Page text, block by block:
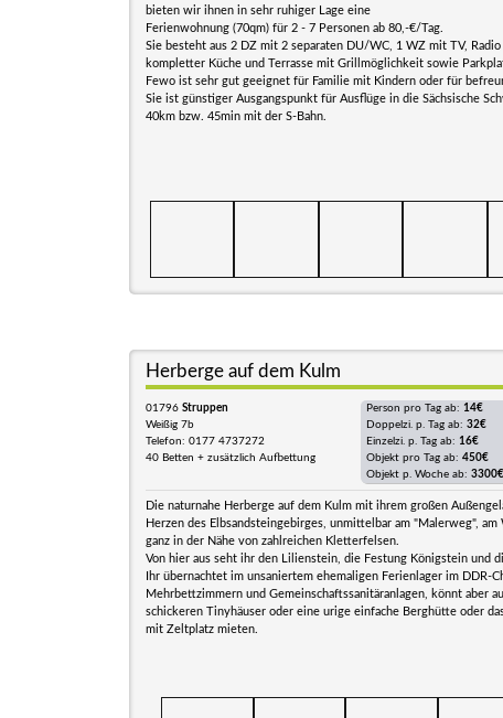
bieten wir ihnen in sehr ruhiger Lage eine
Ferienwohnung (70qm) für 2 - 7 Personen ab 80,-€/Tag.
Sie besteht aus 2 DZ mit 2 separaten DU/WC, 1 WZ mit TV, Radio
kompletter Küche und Terrasse mit Grillmöglichkeit sowie
Fewo ist sehr gut geeignet für Familie mit Kindern oder für
Sie ist günstiger Ausgangspunkt für Ausflüge in die Sächsische
40km bzw. 45min mit der S-Bahn.
Herberge auf dem Kulm
01796 Struppen
Weißig 7b
Telefon: 0177 4737272
40 Betten + zusätzlich Aufbettung
Person pro Tag ab: 14€
Doppelzi. p. Tag ab: 32€
Einzelzi. p. Tag ab: 16€
Objekt pro Tag ab: 450€
Objekt p. Woche ab: 3300€
Die naturnahe Herberge auf dem Kulm mit ihrem großen
Herzen des Elbsandsteingebirges, unmittelbar am "Malerweg", am
ganz in der Nähe von zahlreichen Kletterfelsen.
Von hier aus seht ihr den Lilienstein, die Festung Königstein und
Ihr übernachtet im unsaniertem ehemaligen Ferienlager im DDR-
Mehrbettzimmern und Gemeinschaftssanitäranlagen, könnt aber
schickeren Tinyhäuser oder eine urige einfache Berghütte oder
mit Zeltplatz mieten.